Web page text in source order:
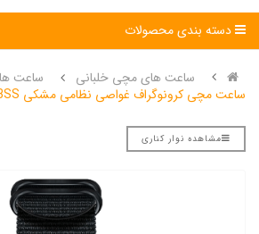
دسته بندی محصولات
ساعت های مچی خلبانی
ساعت
ساعت مچی کرونوگراف غواصی نظامی مشکی CB-C300-LE-NBSS
مشاهده نوار کناری